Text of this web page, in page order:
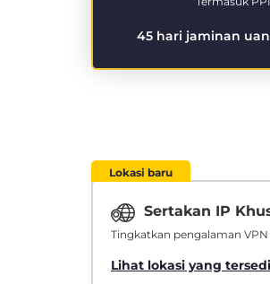
45 hari jaminan
Lokasi baru
Sertakan IP
Tingkatkan pengalaman
Lihat lokasi yang